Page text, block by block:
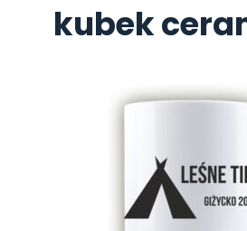
kubek